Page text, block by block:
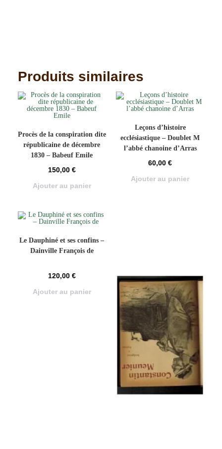
Produits similaires
Procès de la conspiration dite
républicaine de décembre
1830 – Babeuf Emile
150,00 €
Ajouter au panier
Leçons d’histoire
ecclésiastique – Doublet M
l’abbé chanoine d’Arras
60,00€
Ajouter au panier
Le Dauphiné et ses confins –
Dainville François de
120,00 €
Ajouter au panier